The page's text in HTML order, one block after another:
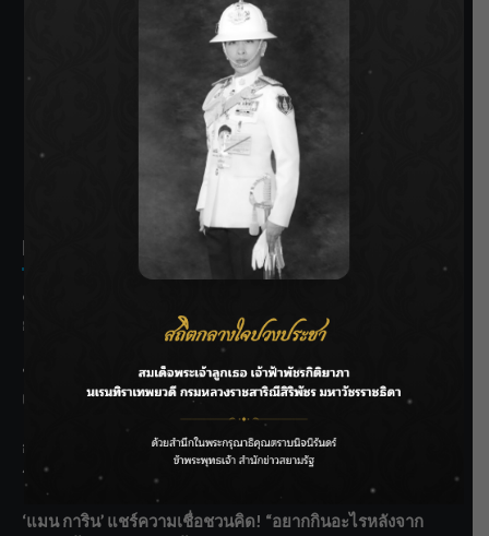
SIAMRATH VARIETY
THE BEST ENTERTAINMENT
Recent Posts
ชลประทานเชียงใหม่เร่งพร่องน้ำแม่น้ำปิง รับมวลน้ำเหนือ ย้ำ
ยังไม่ล้นตลิ่ง
ฟาดลุคใหม่! “แบม พิชญานิน” แดนซ์สับทุกจังหวะ ชวนแฟนๆ
แกะท่า #นอกจอนอกใจ
กรมชลฯ รับฟังประชาชน ติดตามแก้ปัญหาโครงการประตู
ระบายน้ำศรีสองรักฯ
‘แมน การิน’ แชร์ความเชื่อชวนคิด! “อยากกินอะไรหลังจาก